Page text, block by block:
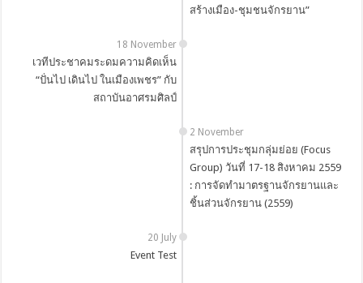
สร้างเมือง-ชุมชนจักรยาน”
18 November
เวทีประชาคมระดมความคิดเห็น
“ปั่นไป เดินไป ในเมืองเพชร” กับ
สถาบันอาศรมศิลป์
2 November
สรุปการประชุมกลุ่มย่อย (Focus
Group) วันที่ 17-18 สิงหาคม 2559
: การจัดทำมาตรฐานจักรยานและ
ชิ้นส่วนจักรยาน (2559)
20 July
Event Test